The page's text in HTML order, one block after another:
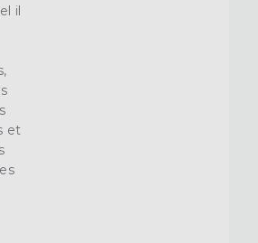
il
et